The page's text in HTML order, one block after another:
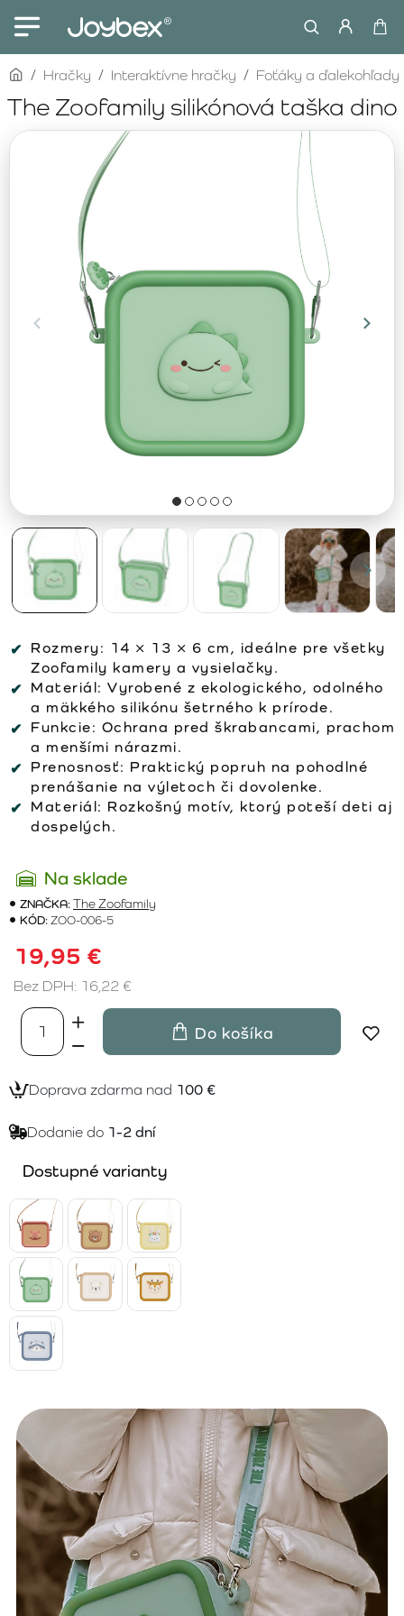
The Zoofamily silikónová taška dino
homeHračky Interaktívne hračky Foťáky a ďalekohľady
Rozmery: 14 × 13 × 6 cm, ideálne pre všetky
Zoofamily kamery a vysielačky.
Materiál: Vyrobené z ekologického, odolného
a mäkkého silikónu šetrného k prírode.
Funkcie: Ochrana pred škrabancami, prachom
a menšími nárazmi.
Prenosnosť: Praktický popruh na pohodlné
prenášanie na výletoch či dovolenke.
Materiál: Rozkošný motív, ktorý poteší deti aj
dospelých.
Na sklade
ZNAČKA:The Zoofamily
KÓD:ZOO-006-5
19,95 €
Bez DPH: 16,22 €
Do košíka
Doprava zdarma nad 100 €
Dodanie do 1-2 dní
Dostupné varianty